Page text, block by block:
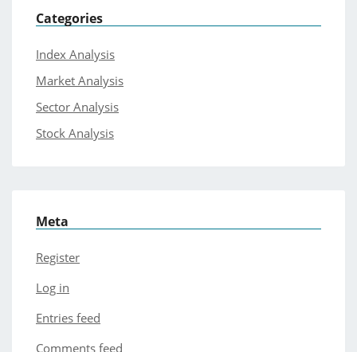
Categories
Index Analysis
Market Analysis
Sector Analysis
Stock Analysis
Meta
Register
Log in
Entries feed
Comments feed